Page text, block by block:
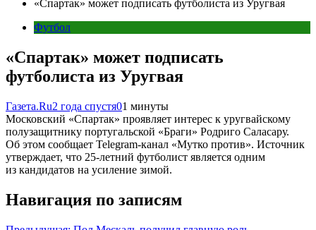
«Спартак» может подписать футболиста из Уругвая
Футбол
«Спартак» может подписать
футболиста из Уругвая
Газета.Ru2 года спустя01 минуты
Московский «Спартак» проявляет интерес к уругвайскому
полузащитнику португальской «Браги» Родриго Саласару.
Об этом сообщает Telegram-канал «Мутко против». Источник
утверждает, что 25-летний футболист является одним
из кандидатов на усиление зимой.
Навигация по записям